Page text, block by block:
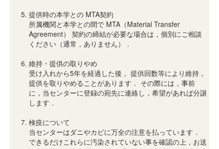
提供時の本学との MTA契約
所属機関と本学との間で MTA（Material Transfer
Agreement） 契約の締結が必要な場合は，個別にご相談
ください（通常，ありません）．
維持・提供の取りやめ
受け入れから5年を経過した後， 提供回数等により維持，
提供を取りやめることがあります． その際には，事前
に，当センターに登録の宛先に連絡し，希望があれば分譲
します．
検疫について
当センターはダニやカビに万全の注意を払っています．
できるだけこれらに汚染されていない事を確認の上，お送